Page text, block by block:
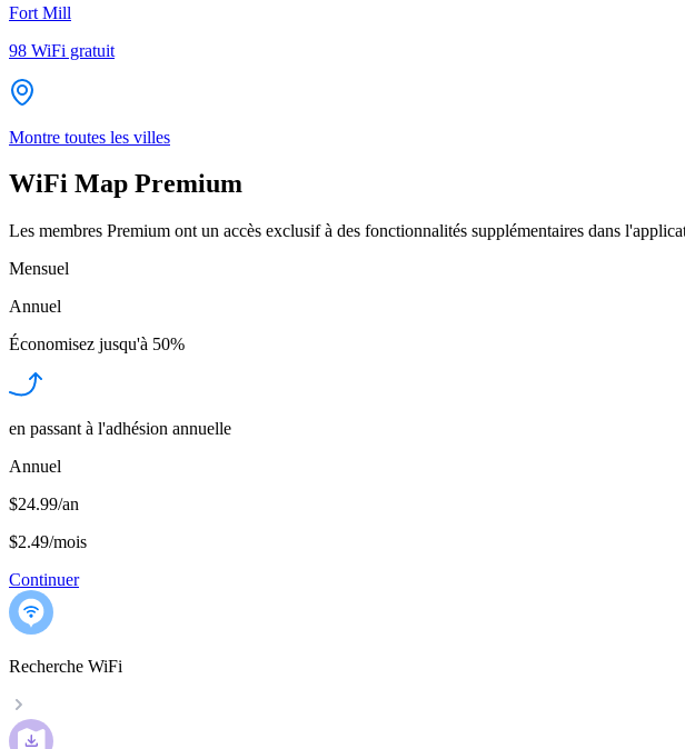
Fort Mill
98 WiFi gratuit
Montre toutes les villes
WiFi Map Premium
Les membres Premium ont un accès exclusif à des fonctionnalités supplémentaires dans
Mensuel
Annuel
Économisez jusqu'à 50%
en passant à l'adhésion annuelle
Annuel
$24.99/an
$2.49/mois
Continuer
Recherche WiFi